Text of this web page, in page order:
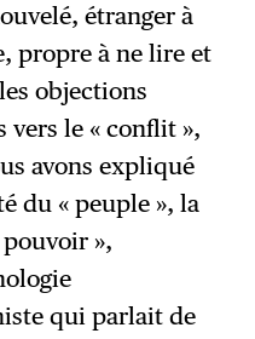
étranger à
propre à ne lire et
objections
vers le « conflit »,
avons expliqué
du « peuple », la
»,
qui parlait de